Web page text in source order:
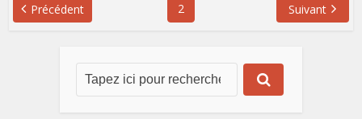
Précédent 2 Suivant